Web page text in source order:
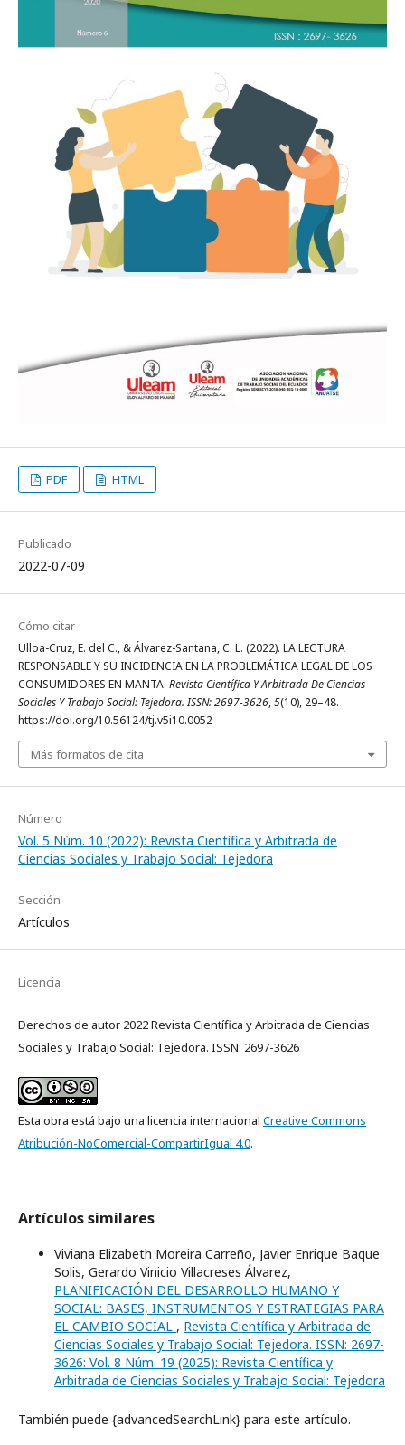
PDF HTML
Publicado
2022-07-09
Cómo citar
Ulloa-Cruz, E. del C., & Álvarez-Santana, C. L. (2022). LA LECTURA
RESPONSABLE Y SU INCIDENCIA EN LA PROBLEMÁTICA LEGAL DE LOS
CONSUMIDORES EN MANTA. Revista Científica Y Arbitrada De Ciencias
Sociales Y Trabajo Social: Tejedora. ISSN: 2697-3626,5(10), 29–48.
https://doi.org/10.56124/tj.v5i10.0052
Más formatos de cita
Número
Vol. 5 Núm. 10 (2022): Revista Científica y Arbitrada de
Ciencias Sociales y Trabajo Social: Tejedora
Sección
Artículos
Licencia
Derechos de autor 2022 Revista Científica y Arbitrada de Ciencias
Sociales y Trabajo Social: Tejedora. ISSN: 2697-3626
Esta obra está bajo una licencia internacional Creative Commons
Atribución-NoComercial-CompartirIgual 4.0.
Artículos similares
Viviana Elizabeth Moreira Carreño, Javier Enrique Baque
Solis, Gerardo Vinicio Villacreses Álvarez,
PLANIFICACIÓN DEL DESARROLLO HUMANO Y
SOCIAL: BASES, INSTRUMENTOS Y ESTRATEGIAS PARA
EL CAMBIO SOCIAL , Revista Científica y Arbitrada de
Ciencias Sociales y Trabajo Social: Tejedora. ISSN: 2697-
3626: Vol. 8 Núm. 19 (2025): Revista Científica y
Arbitrada de Ciencias Sociales y Trabajo Social: Tejedora
También puede {advancedSearchLink} para este artículo.